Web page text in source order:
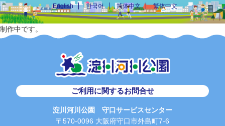
English 한국어 简体中文 繁体中文
制作中です。
ご利用に関するお問合せ
淀川河川公園 守口サービスセンター
〒570-0096 大阪府守口市外島町7-6